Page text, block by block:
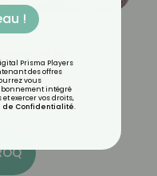
de
!
Prisma Players
des offres
vous
intégré
exercer vos droits,
de Confidentialité.